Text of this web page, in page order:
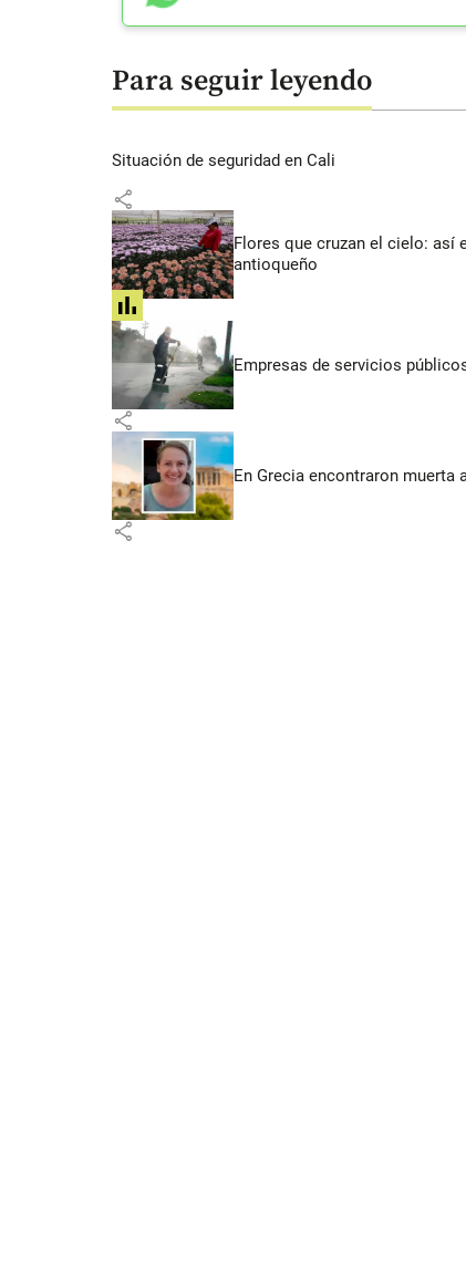
Para seguir leyendo
Situación de seguridad en Cali
share
Flores que cruzan el cielo: así
antioqueño
share
Empresas de servicios
share
En Grecia encontraron muerta
share